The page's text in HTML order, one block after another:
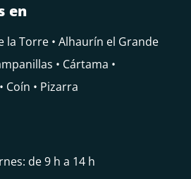
en
la Torre • Alhaurín el Grande
• Cártama •
Coín • Pizarra
de 9 h a 14 h